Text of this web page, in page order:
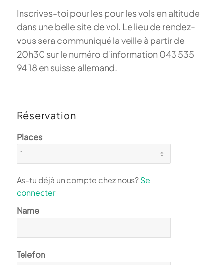
Inscrives-toi pour les pour les vols en altitude
dans une belle site de vol. Le lieu de rendez-
vous sera communiqué la veille à partir de
20h30 sur le numéro d’information 043 535
94 18 en suisse allemand.
Réservation
Places
As-tu déjà un compte chez nous?Se
connecter
Name
Telefon